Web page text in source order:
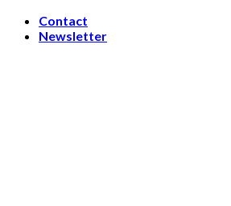
Skip
Contact
Newsletter